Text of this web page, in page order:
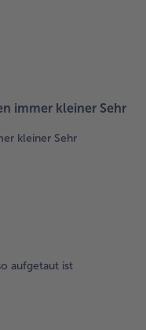
immer kleiner Sehr
kleiner Sehr
aufgetaut ist